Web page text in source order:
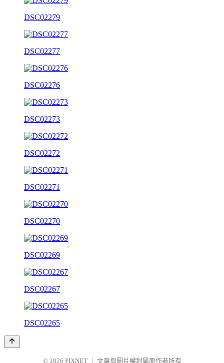
DSC02279
DSC02277
DSC02276
DSC02273
DSC02272
DSC02271
DSC02270
DSC02269
DSC02267
DSC02265
© 2026 PIXNET 文章與圖片權利屬原作者所有